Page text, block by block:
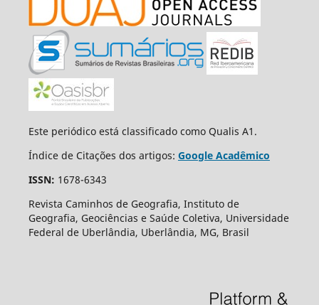
Este periódico está classificado como Qualis A1.
Índice de Citações dos artigos: Google Acadêmico
ISSN: 1678-6343
Revista Caminhos de Geografia, Instituto de
Geografia, Geociências e Saúde Coletiva, Universidade
Federal de Uberlândia, Uberlândia, MG, Brasil